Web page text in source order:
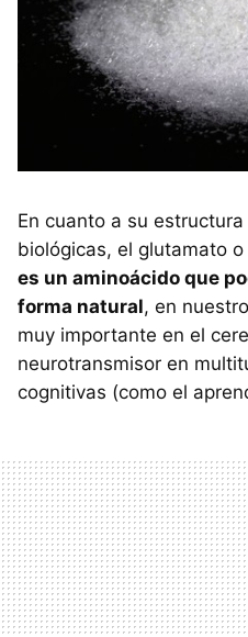
En cuanto a su
biológicas, el glutamato
es un aminoácido que
forma natural, en
muy importante en el
neurotransmisor en
cognitivas (como el